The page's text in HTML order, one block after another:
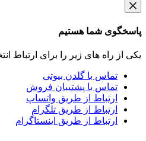
پاسخگوی شما هستیم
یکی از راه های زیر را برای ارتباط
تماس با گلدن بیوتی
تماس با پشتیبان فروش
ارتباط از طریق واتساپ
ارتباط از طریق تلگرام
ارتباط از طریق اینستاگرام